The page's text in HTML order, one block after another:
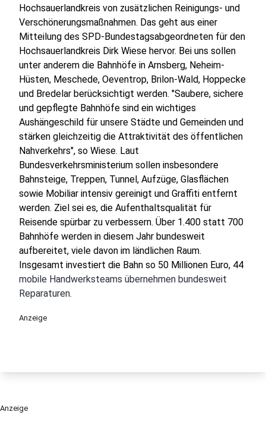
Hochsauerlandkreis von zusätzlichen Reinigungs- und
Verschönerungsmaßnahmen. Das geht aus einer
Mitteilung des SPD-Bundestagsabgeordneten für den
Hochsauerlandkreis Dirk Wiese hervor. Bei uns sollen
unter anderem die Bahnhöfe in Arnsberg, Neheim-
Hüsten, Meschede, Oeventrop, Brilon-Wald, Hoppecke
und Bredelar berücksichtigt werden. "Saubere, sichere
und gepflegte Bahnhöfe sind ein wichtiges
Aushängeschild für unsere Städte und Gemeinden und
stärken gleichzeitig die Attraktivität des öffentlichen
Nahverkehrs", so Wiese. Laut
Bundesverkehrsministerium sollen insbesondere
Bahnsteige, Treppen, Tunnel, Aufzüge, Glasflächen
sowie Mobiliar intensiv gereinigt und Graffiti entfernt
werden. Ziel sei es, die Aufenthaltsqualität für
Reisende spürbar zu verbessern. Über 1.400 statt 700
Bahnhöfe werden in diesem Jahr bundesweit
aufbereitet, viele davon im ländlichen Raum.
Insgesamt investiert die Bahn so 50 Millionen Euro, 44
mobile Handwerksteams übernehmen bundesweit
Reparaturen.
Anzeige
Anzeige